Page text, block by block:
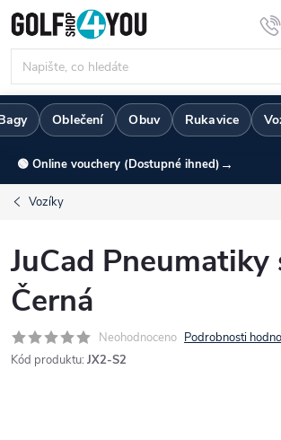
Přejít
na
obsah
Oblečení Obuv Rukavice
🟢 Online vouchery (Dostupné ihned) →
Vozíky
JuCad Pneumatiky
Černá
Neohodnoceno Podrobnosti
Kód produktu: JX2-S2